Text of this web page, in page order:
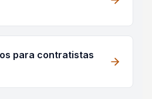
para contratistas